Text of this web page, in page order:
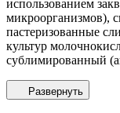
использованием
микроорганизмов),
пастеризованные
культур
сублимированный
Развернуть